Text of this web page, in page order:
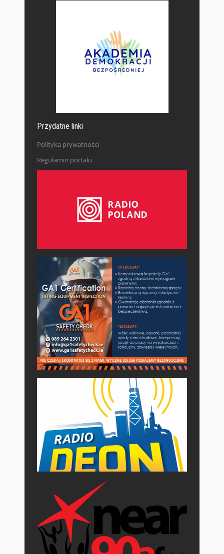
Przydatne linki
Polityka prywatności
Regulamin portalu